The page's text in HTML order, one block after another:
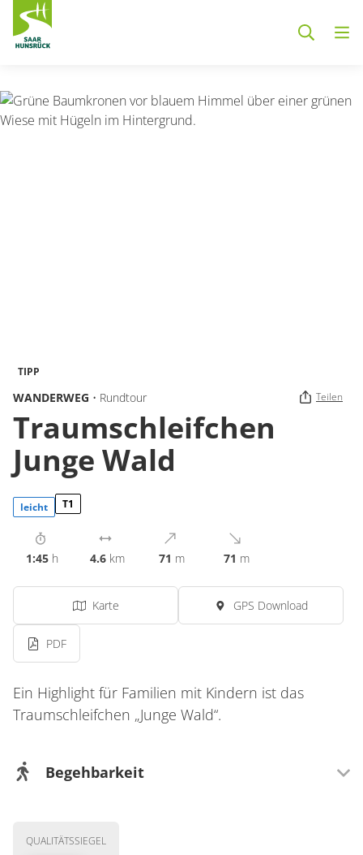
TIPP
WANDERWEG • Rundtour Teilen
Traumschleifchen
Junge Wald
leicht T1
1:45 h 4.6 km 71 m 71 m
Karte GPS Download
PDF
Ein Highlight für Familien mit Kindern ist das
Traumschleifchen „Junge Wald“.
Begehbarkeit
Mit Kindern gut zu laufen
QUALITÄTSSIEGEL